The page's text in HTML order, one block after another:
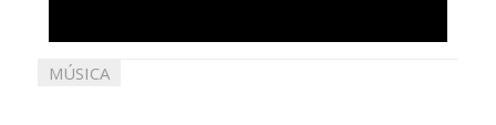
MÚSICA